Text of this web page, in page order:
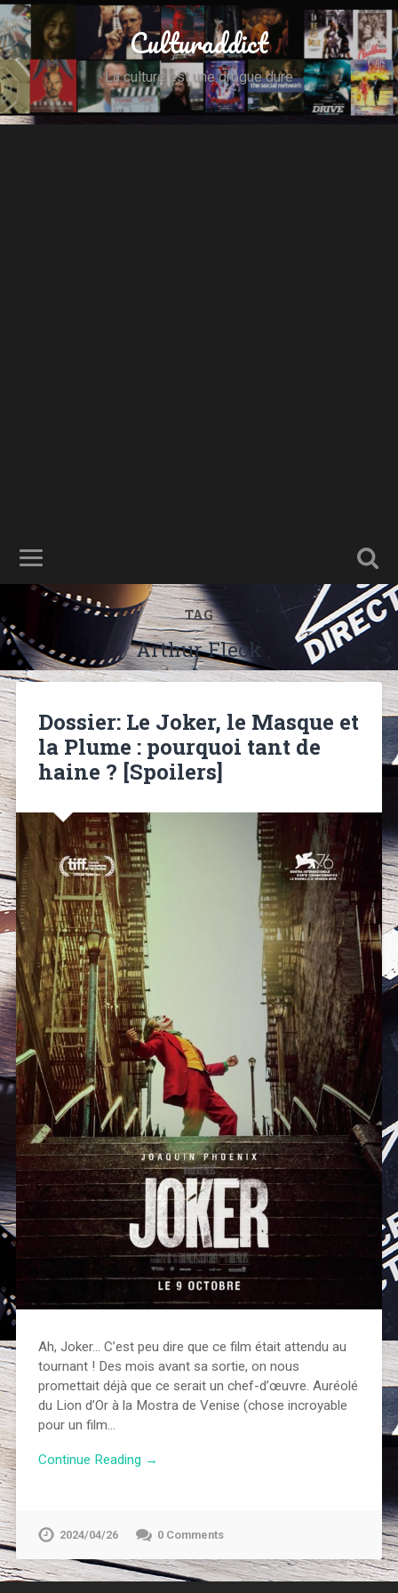
Culturaddict
La culture est une drogue dure
TAG
Arthur Fleck
Dossier: Le Joker, le Masque et
la Plume : pourquoi tant de
haine ? [Spoilers]
Ah, Joker… C’est peu dire que ce film était attendu au
tournant ! Des mois avant sa sortie, on nous
promettait déjà que ce serait un chef-d’œuvre. Auréolé
du Lion d’Or à la Mostra de Venise (chose incroyable
pour un film…
Continue Reading →
2024/04/26 0 Comments